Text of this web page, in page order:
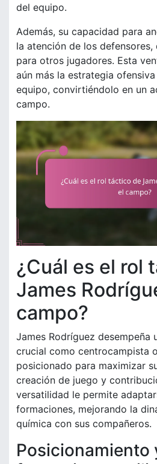
del equipo.
Además, su capacidad para
la atención de los defensores,
para otros jugadores. Esta
aún más la estrategia
equipo, convirtiéndolo en un
campo.
¿Cuál es el rol
James
campo?
James Rodríguez desempeña
crucial como centrocampista
posicionado para maximizar
creación de juego y
versatilidad le permite
formaciones, mejorando la
química con sus compañeros.
Posicionamiento